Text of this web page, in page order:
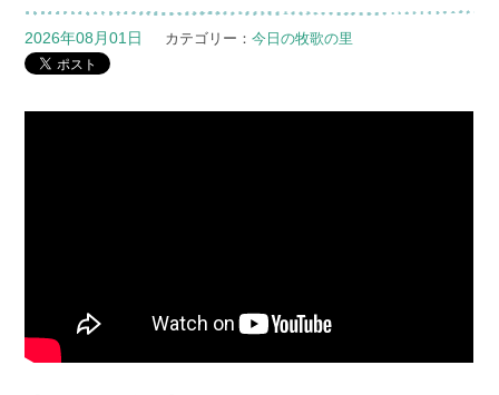
2026年08月01日 カテゴリー：今日の牧歌の里